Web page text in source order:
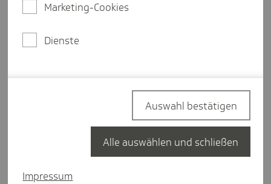
040 - 460 66 10 19
Marketing-Cookies
Dienste
Impressum
Auswahl bestätigen
Alle auswählen und schließen